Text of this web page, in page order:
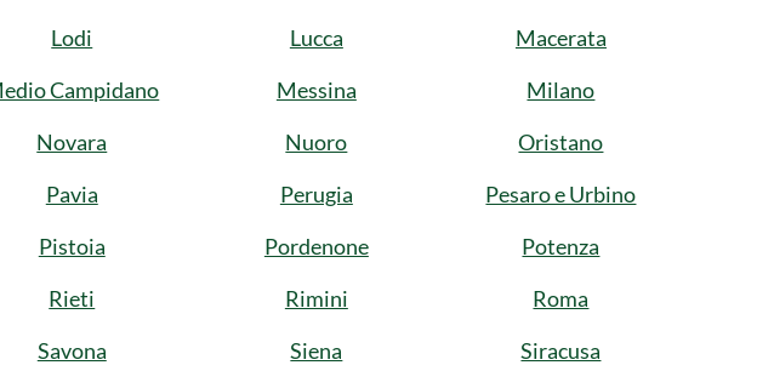
Lodi Lucca
Macerata
Campidano Messina
Milano
Novara Nuoro
Oristano
Pavia Perugia
Pesaro e Urbino
Pistoia Pordenone
Potenza
Rieti Rimini
Roma
Savona Siena
Siracusa